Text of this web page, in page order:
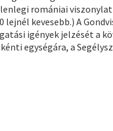
romániai
kevesebb.) A
igények jelzését a
egységára, a